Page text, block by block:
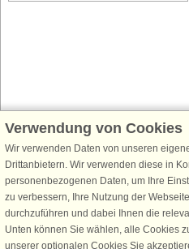
Schließen Sie sich 100.000
Erhalten Sie einen
Ferienhausurlaub - melden Sie sich
an. Verpassen Sie nie wieder
Urlaubstipps!
Verwendung von Cookies
Wir verwenden Daten von unseren
Drittanbietern. Wir verwenden diese in
personenbezogenen Daten, um Ihre
zu verbessern, Ihre Nutzung der
durchzuführen und dabei Ihnen die
Unten können Sie wählen, alle Cookies
unserer optionalen Cookies Sie